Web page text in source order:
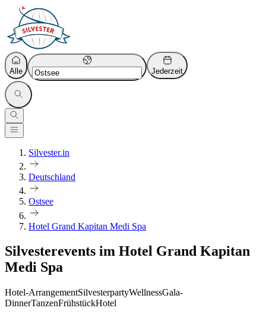
Alle Jederzeit
Silvester.in
Deutschland
Ostsee
Hotel Grand Kapitan Medi Spa
Silvesterevents im Hotel Grand Kapitan
Medi Spa
Hotel-ArrangementSilvesterpartyWellnessGala-
DinnerTanzenFrühstückHotel